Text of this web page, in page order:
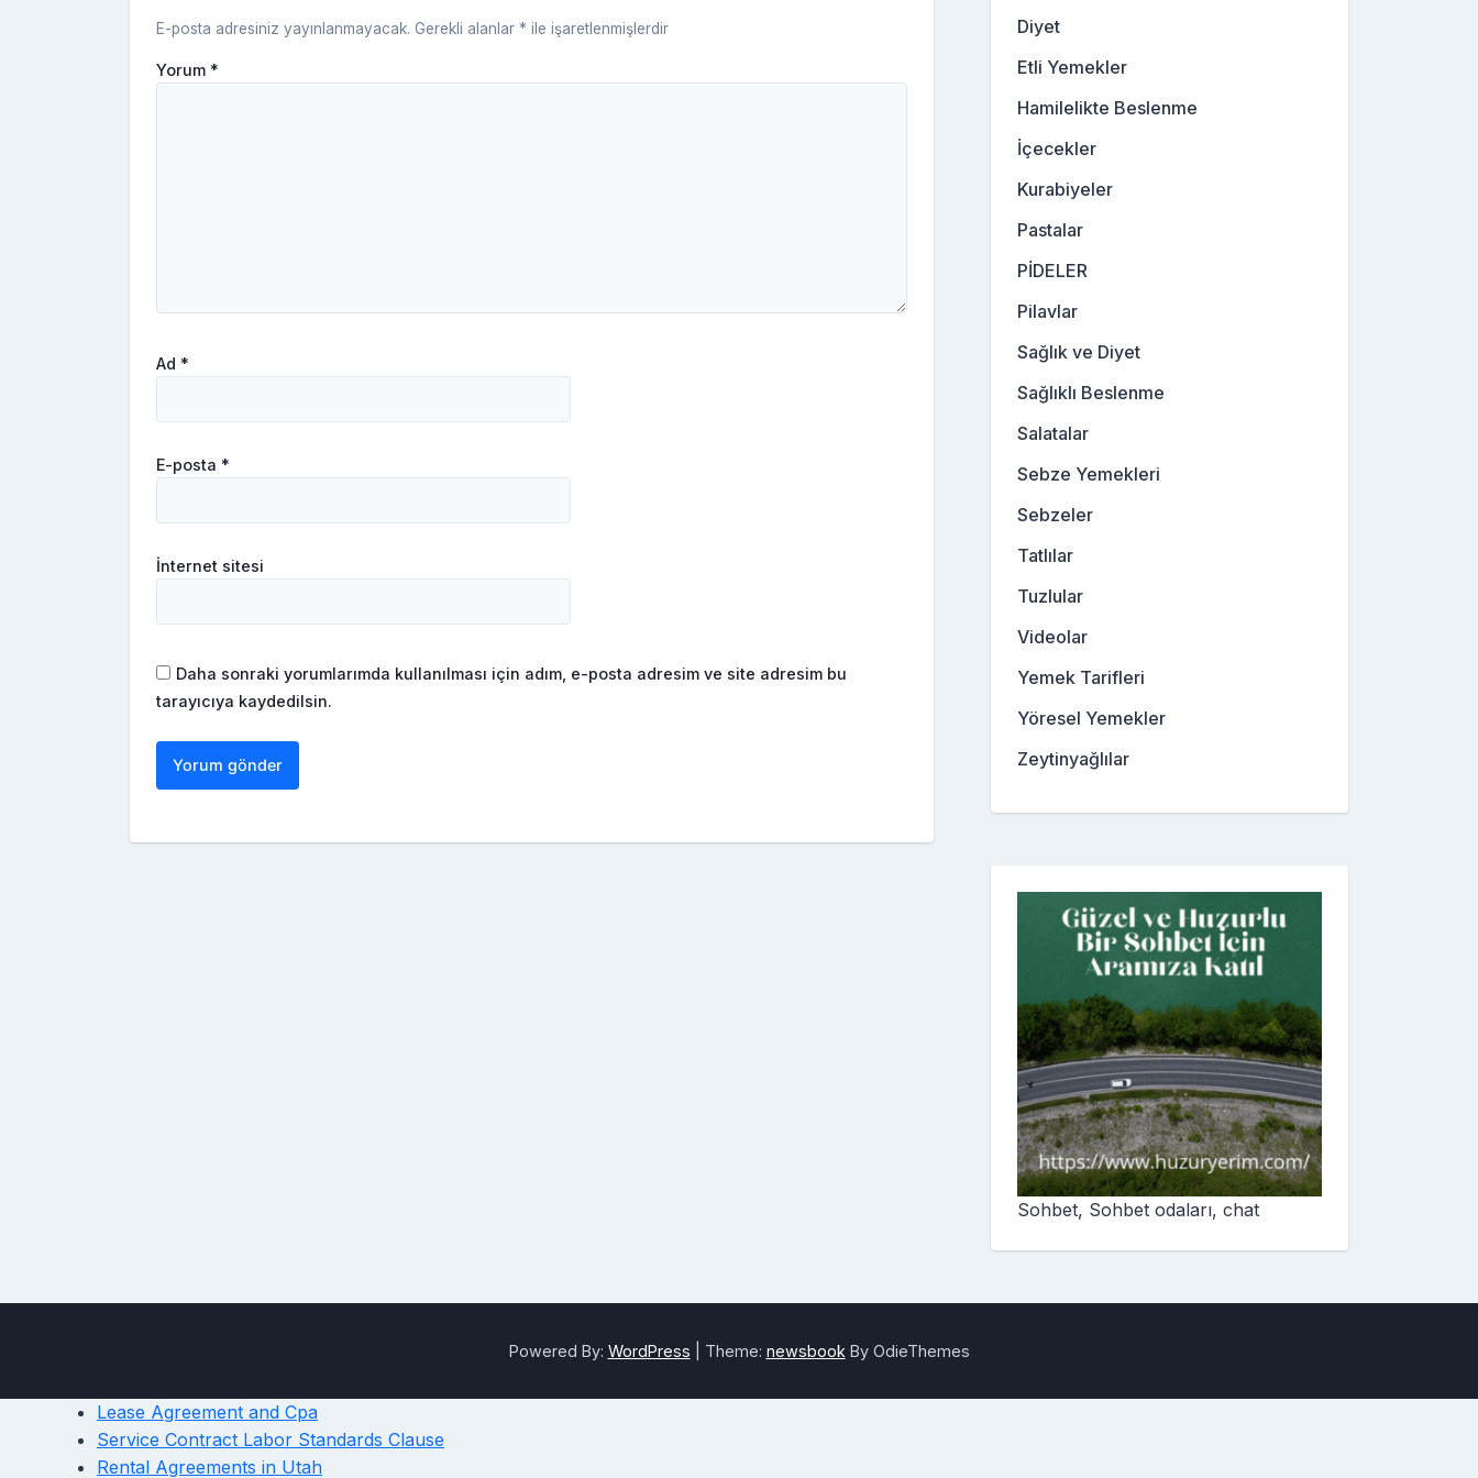
E-posta adresiniz yayınlanmayacak. Gerekli alanlar * ile işaretlenmişlerdir
Yorum *
Ad *
E-posta *
İnternet sitesi
Daha sonraki yorumlarımda kullanılması için adım, e-posta adresim ve site adresim bu
tarayıcıya kaydedilsin.
Diyet
Etli Yemekler
Hamilelikte Beslenme
İçecekler
Kurabiyeler
Pastalar
PİDELER
Pilavlar
Sağlık ve Diyet
Sağlıklı Beslenme
Salatalar
Sebze Yemekleri
Sebzeler
Tatlılar
Tuzlular
Videolar
Yemek Tarifleri
Yöresel Yemekler
Zeytinyağlılar
Sohbet, Sohbet odaları, chat
Powered By: WordPress Theme: newsbook By OdieThemes
Lease Agreement and Cpa
Service Contract Labor Standards Clause
Rental Agreements in Utah